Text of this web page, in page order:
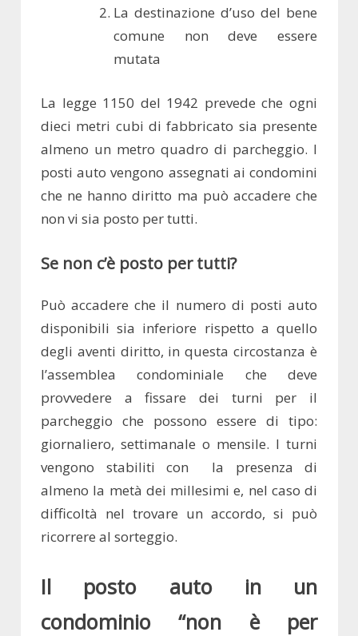
La destinazione d’uso del bene
comune non deve essere
mutata
La legge 1150 del 1942 prevede che ogni
dieci metri cubi di fabbricato sia presente
almeno un metro quadro di parcheggio. I
posti auto vengono assegnati ai condomini
che ne hanno diritto ma può accadere che
non vi sia posto per tutti.
Se non c’è posto per tutti?
Può accadere che il numero di posti auto
disponibili sia inferiore rispetto a quello
degli aventi diritto, in questa circostanza è
l’assemblea condominiale che deve
provvedere a fissare dei turni per il
parcheggio che possono essere di tipo:
giornaliero, settimanale o mensile. I turni
vengono stabiliti con la presenza di
almeno la metà dei millesimi e, nel caso di
difficoltà nel trovare un accordo, si può
ricorrere al sorteggio.
Il posto auto in un
condominio “non è per